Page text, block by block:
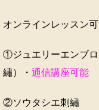
オンラインレッスン
①ジュエリーエンブロ
繡）・ 通信講座可能
②ソウタシエ刺繡